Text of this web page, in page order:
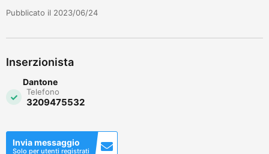
Pubblicato il 2023/06/24
Inserzionista
Dantone
Telefono
3209475532
Invia messaggio
Solo per utenti registrati